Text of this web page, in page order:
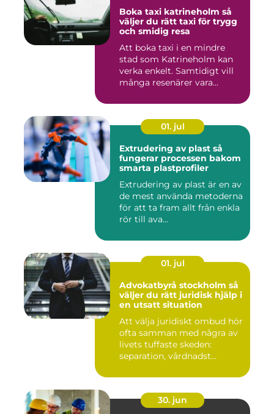
Boka taxi katrineholm så
väljer du rätt taxi för trygg
och smidig resa
Att boka taxi i en mindre
stad som Katrineholm kan
verka enkelt. Samtidigt vill
många resenärer vara...
01. jul
Extrudering av plast så
fungerar processen bakom
smarta plastprofiler
Extrudering av plast är en av
de mest använda metoderna
för att ta fram allt från enkla
rör till ava...
01. jul
Advokatbyrå stockholm så
väljer du rätt juridisk hjälp i
en utsatt situation
Att välja juridiskt ombud hör
ofta samman med några av
livets tuffaste skeden:
separation, vårdnadst...
30. jun